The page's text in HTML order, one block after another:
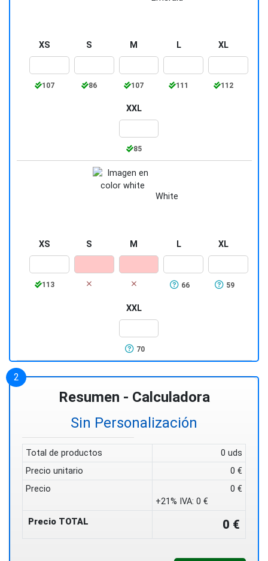
XS
107
S
86
M
107
L
111
XL
112
XXL
85
White
XS
113
S M L
66
XL
59
XXL
70
Resumen - Calculadora
Sin Personalización
Total de productos
0 uds
Precio unitario
0 €
Precio
0 €
+21% IVA: 0 €
Precio TOTAL
0 €